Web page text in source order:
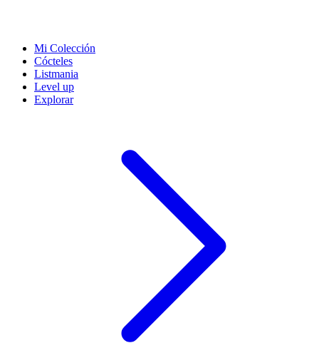
Mi Colección
Cócteles
Listmania
Level up
Explorar